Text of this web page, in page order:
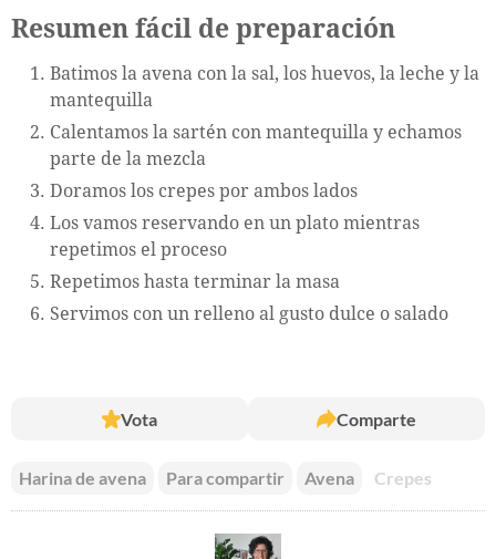
Resumen fácil de preparación
Batimos la avena con la sal, los huevos, la leche y la
mantequilla
Calentamos la sartén con mantequilla y echamos
parte de la mezcla
Doramos los crepes por ambos lados
Los vamos reservando en un plato mientras
repetimos el proceso
Repetimos hasta terminar la masa
Servimos con un relleno al gusto dulce o salado
Vota Comparte
Harina de avena Para compartir Avena Crepes